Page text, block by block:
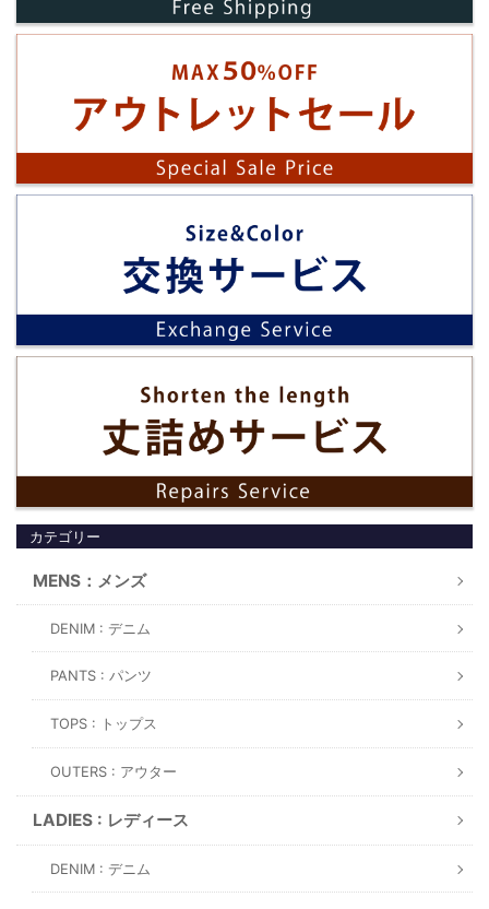
カテゴリー
MENS：メンズ
DENIM : デニム
PANTS : パンツ
TOPS : トップス
OUTERS : アウター
LADIES : レディース
DENIM : デニム